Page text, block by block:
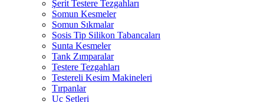
Şerit Testere Tezgahları
Somun Kesmeler
Somun Sıkmalar
Sosis Tip Silikon Tabancaları
Sunta Kesmeler
Tank Zımparalar
Testere Tezgahları
Testereli Kesim Makineleri
Tırpanlar
Uç Setleri